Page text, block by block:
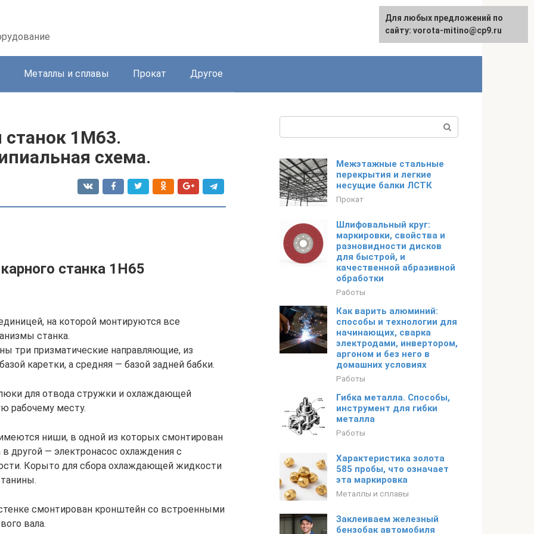
Металлы и сплавы Прокат Другое
станок 1М63.
схема.
станка 1Н65
на которой монтируются все
станка.
три призматические направляющие, из
каретки, а средняя — базой задней бабки.
для отвода стружки и охлаждающей
рабочему месту.
ниши, в одной из которых смонтирован
в другой — электронасос охлаждения с
Корыто для сбора охлаждающей жидкости
смонтирован кронштейн со встроенными
вала.
Межэтажные стальные
перекрытия и легкие
несущие балки ЛСТК
Прокат
Шлифовальный круг:
маркировки, свойства и
разновидности дисков
для быстрой, и
качественной абразивной
обработки
Работы
Как варить алюминий:
способы и технологии для
начинающих, сварка
электродами, инвертором,
аргоном и без него в
домашних условиях
Работы
Гибка металла. Способы,
инструмент для гибки
металла
Работы
Характеристика золота
585 пробы, что означает
эта маркировка
Металлы и сплавы
Заклеиваем железный
бензобак автомобиля
Для любых предложений по
сайту: vorota-mitino@cp9.ru